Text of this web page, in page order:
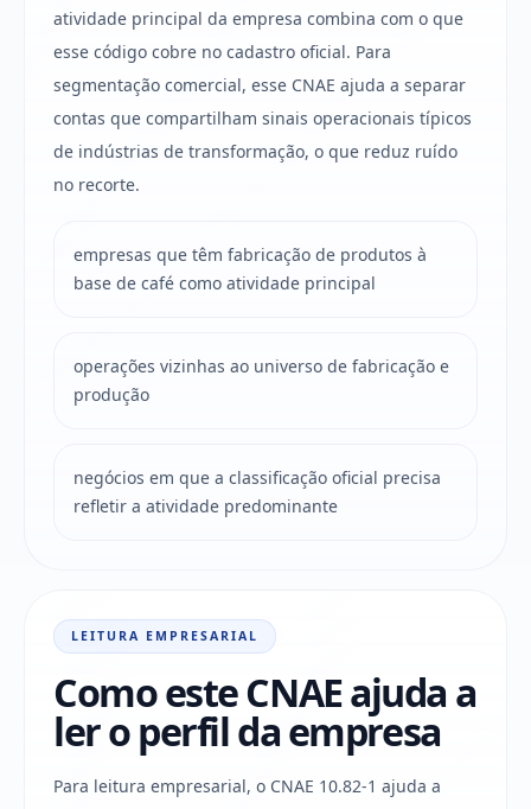
atividade principal da empresa combina com o que
esse código cobre no cadastro oficial. Para
segmentação comercial, esse CNAE ajuda a separar
contas que compartilham sinais operacionais típicos
de indústrias de transformação, o que reduz ruído
no recorte.
empresas que têm fabricação de produtos à
base de café como atividade principal
operações vizinhas ao universo de fabricação e
produção
negócios em que a classificação oficial precisa
refletir a atividade predominante
LEITURA EMPRESARIAL
Como este CNAE ajuda a
ler o perfil da empresa
Para leitura empresarial, o CNAE 10.82-1 ajuda a